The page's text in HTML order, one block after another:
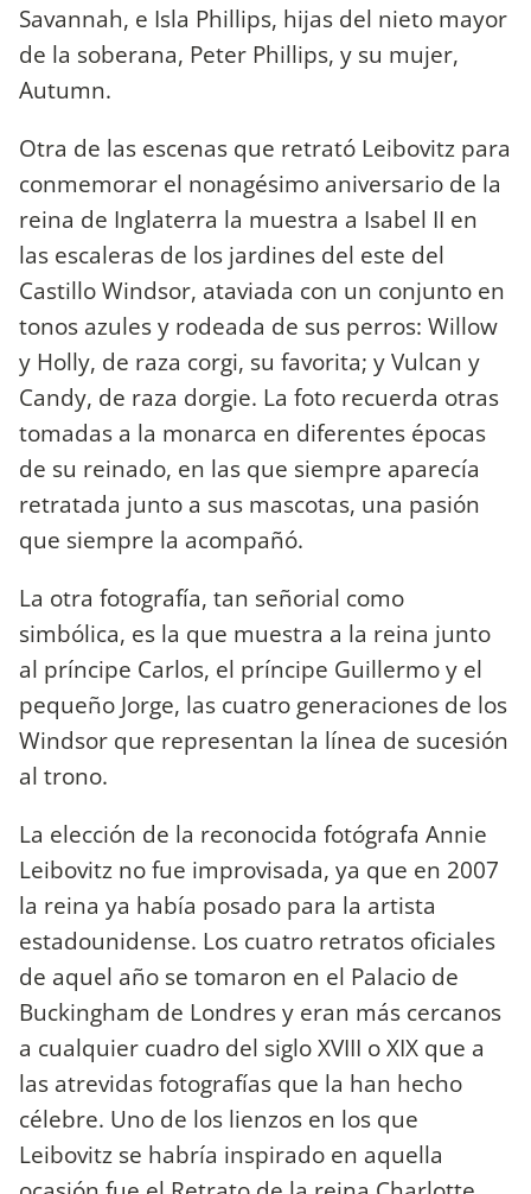
Savannah, e Isla Phillips, hijas del nieto mayor
de la soberana, Peter Phillips, y su mujer,
Autumn.
Otra de las escenas que retrató Leibovitz para
conmemorar el nonagésimo aniversario de la
reina de Inglaterra la muestra a Isabel II en
las escaleras de los jardines del este del
Castillo Windsor, ataviada con un conjunto en
tonos azules y rodeada de sus perros: Willow
y Holly, de raza corgi, su favorita; y Vulcan y
Candy, de raza dorgie. La foto recuerda otras
tomadas a la monarca en diferentes épocas
de su reinado, en las que siempre aparecía
retratada junto a sus mascotas, una pasión
que siempre la acompañó.
La otra fotografía, tan señorial como
simbólica, es la que muestra a la reina junto
al príncipe Carlos, el príncipe Guillermo y el
pequeño Jorge, las cuatro generaciones de los
Windsor que representan la línea de sucesión
al trono.
La elección de la reconocida fotógrafa Annie
Leibovitz no fue improvisada, ya que en 2007
la reina ya había posado para la artista
estadounidense. Los cuatro retratos oficiales
de aquel año se tomaron en el Palacio de
Buckingham de Londres y eran más cercanos
a cualquier cuadro del siglo XVIII o XIX que a
las atrevidas fotografías que la han hecho
célebre. Uno de los lienzos en los que
Leibovitz se habría inspirado en aquella